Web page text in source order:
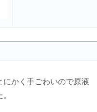
かく手ごわいので原液